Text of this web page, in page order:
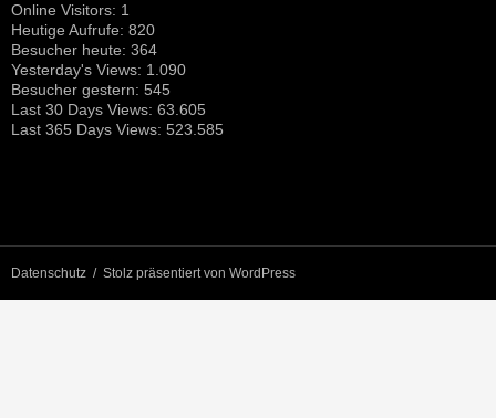
Online Visitors: 1
Heutige Aufrufe: 820
Besucher heute: 364
Yesterday's Views: 1.090
Besucher gestern: 545
Last 30 Days Views: 63.605
Last 365 Days Views: 523.585
Datenschutz Stolz präsentiert von WordPress